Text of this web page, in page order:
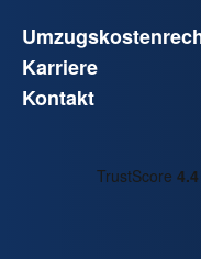
Karriere
Kontakt